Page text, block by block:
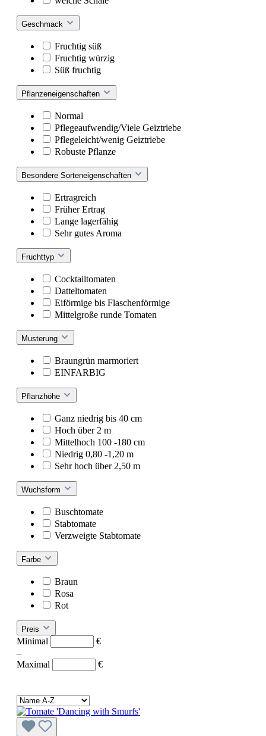
Geschmack
Fruchtig süß
Fruchtig würzig
Süß fruchtig
Pflanzeneigenschaften
Normal
Pflegeaufwendig/Viele Geiztriebe
Pflegeleicht/wenig Geiztriebe
Robuste Pflanze
Besondere Sorteneigenschaften
Ertragreich
Früher Ertrag
Lange lagerfähig
Sehr gutes Aroma
Fruchttyp
Cocktailtomaten
Datteltomaten
Eiförmige bis Flaschenförmige
Mittelgroße runde Tomaten
Musterung
Braungrün marmoriert
EINFARBIG
Pflanzhöhe
Ganz niedrig bis 40 cm
Hoch über 2 m
Mittelhoch 100 -180 cm
Niedrig 0,80 -1,20 m
Sehr hoch über 2,50 m
Wuchsform
Buschtomate
Stabtomate
Verzweigte Stabtomate
Farbe
Braun
Rosa
Rot
Preis
Minimal
€
–
Maximal
€